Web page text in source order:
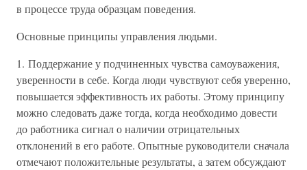
в процессе труда образцам поведения.
Основные принципы управления людьми.
1. Поддержание у подчиненных чувства самоуважения,
уверенности в себе. Когда люди чувствуют себя уверенно,
повышается эффективность их работы. Этому принципу
можно следовать даже тогда, когда необходимо довести
до работника сигнал о наличии отрицательных
отклонений в его работе. Опытные руководители сначала
отмечают положительные результаты, а затем обсуждают